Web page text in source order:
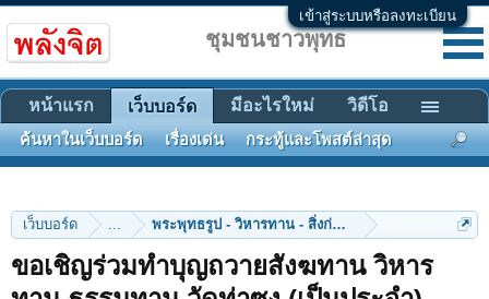
เข้าสู่ระบบหรือลงทะเบียน
เว็บบอร์ด ... พระพุทธรูป - วิหารทาน - สิ่งก่อสร้าง
ขอเชิญร่วมทำบุญถวายสังฆทาน วิหาร
1 2 3 4 5 6 → 179 ถัดไป >
ชุมชนชาวพุทธ
หน้าแรก เว็บบอร์ด
ค้นหาในเว็บบอร์ด เรื่องเด่น กระทู้และโพสต์ล่าสุด
มีอะไรใหม่ วิดีโอ